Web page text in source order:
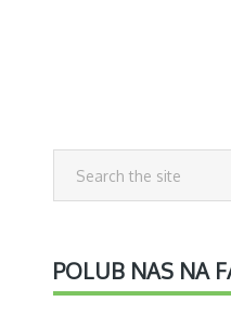
POLUB NAS NA